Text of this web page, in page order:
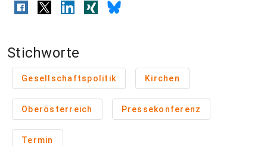
Stichworte
Gesellschaftspolitik Kirchen
Oberösterreich Pressekonferenz
Termin